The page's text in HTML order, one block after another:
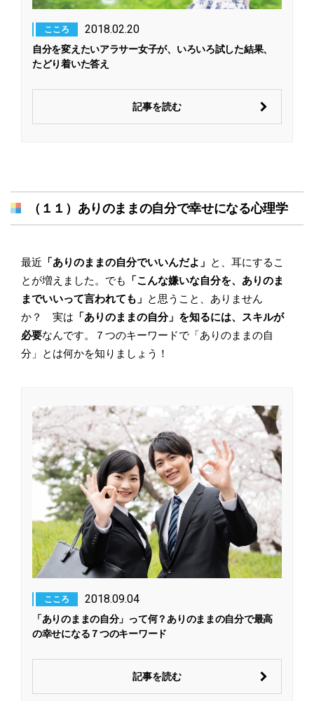
こころ 2018.02.20
自分を変えたいアラサー女子が、いろいろ試した結果、
たどり着いた答え
記事を読む
（１１）ありのままの自分で幸せになる心理学
最近 「ありのままの自分でいいんだよ」 と、耳にするこ
とが増えました。でも
「こんな嫌いな自分を、ありのま
までいいって言われても」 と思うこと、ありません
か？ 実は 「ありのままの自分」を知るには、スキルが
必要なんです。７つのキーワードで「ありのままの自
分」とは何かを知りましょう！
こころ 2018.09.04
「ありのままの自分」って何？ありのままの自分で最高
の幸せになる７つのキーワード
記事を読む